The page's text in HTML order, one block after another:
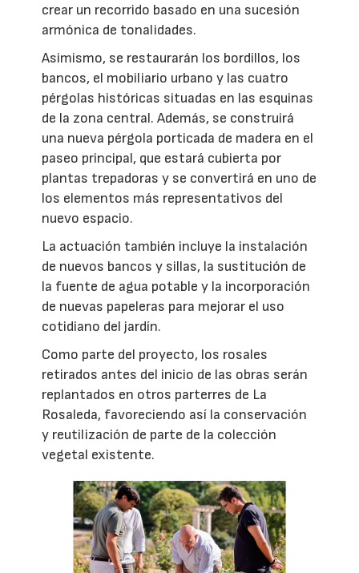
crear un recorrido basado en una sucesión
armónica de tonalidades.
Asimismo, se restaurarán los bordillos, los
bancos, el mobiliario urbano y las cuatro
pérgolas históricas situadas en las esquinas
de la zona central. Además, se construirá
una nueva pérgola porticada de madera en el
paseo principal, que estará cubierta por
plantas trepadoras y se convertirá en uno de
los elementos más representativos del
nuevo espacio.
La actuación también incluye la instalación
de nuevos bancos y sillas, la sustitución de
la fuente de agua potable y la incorporación
de nuevas papeleras para mejorar el uso
cotidiano del jardín.
Como parte del proyecto, los rosales
retirados antes del inicio de las obras serán
replantados en otros parterres de La
Rosaleda, favoreciendo así la conservación
y reutilización de parte de la colección
vegetal existente.